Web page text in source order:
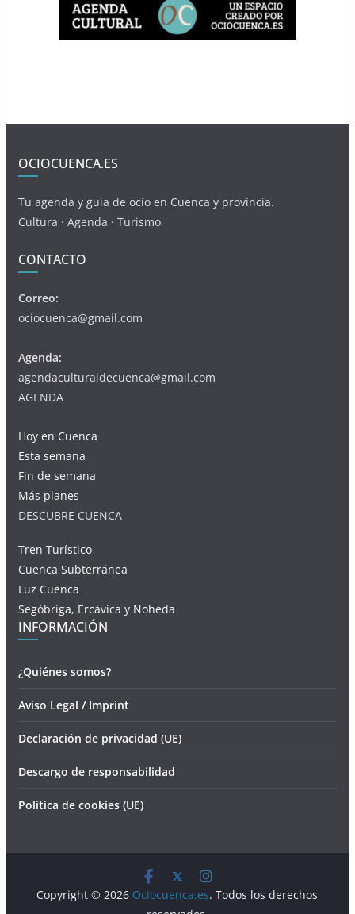
OCIOCUENCA.ES
Tu agenda y guía de ocio en Cuenca y provincia.
Cultura · Agenda · Turismo
CONTACTO
Correo:
ociocuenca@gmail.com
Agenda:
agendaculturaldecuenca@gmail.com
AGENDA
Hoy en Cuenca
Esta semana
Fin de semana
Más planes
DESCUBRE CUENCA
Tren Turístico
Cuenca Subterránea
Luz Cuenca
Segóbriga, Ercávica y Noheda
INFORMACIÓN
¿Quiénes somos?
Aviso Legal / Imprint
Declaración de privacidad (UE)
Descargo de responsabilidad
Política de cookies (UE)
Copyright © 2026 Ociocuenca.es. Todos los derechos